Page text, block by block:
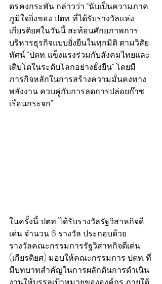
ดร.คงกระพัน กล่าวว่า “นับเป็นความภาค
ภูมิใจยิ่งของ ปตท. ที่ได้รับรางวัลแห่ง
เกียรติยศในวันนี้ สะท้อนศักยภาพการ
บริหารธุรกิจแบบยั่งยืนในทุกมิติ ตามวิสัย
ทัศน์ “ปตท. แข็งแรงร่วมกับสังคมไทยและ
เติบโตในระดับโลกอย่างยั่งยืน” โดยมี
ภารกิจหลักในการสร้างความมั่นคงทาง
พลังงาน ควบคู่กับการลดการปล่อยก๊าซ
เรือนกระจก”
ในครั้งนี้ ปตท. ได้รับรางวัลรัฐวิสาหกิจดี
เด่น จำนวน 6 รางวัล ประกอบด้วย
รางวัลคณะกรรมการรัฐวิสาหกิจดีเด่น
(เกียรติยศ) มอบให้คณะกรรมการ ปตท. ที่
มีบทบาทสำคัญในการผลักดันการดำเนิน